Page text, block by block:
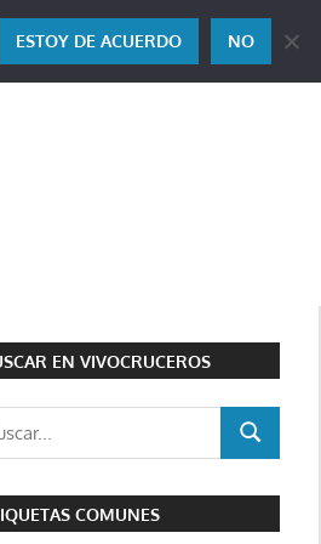
EN VIVOCRUCEROS
BUSCAR
COMUNES
ESTOY DE ACUERDO NO